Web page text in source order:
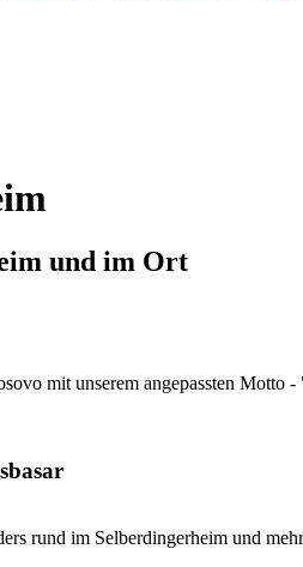
und im Ort
mit unserem angepassten Motto
rund im Selberdingerheim und